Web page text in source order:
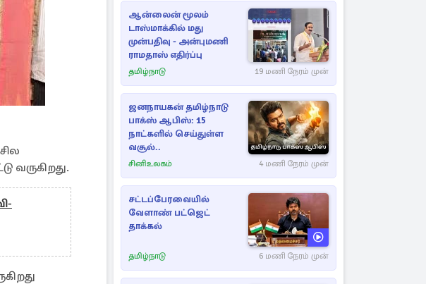
ஆன்லைன் மூலம்
டாஸ்மாக்கில் மது
முன்பதிவு - அன்புமணி
ராமதாஸ் எதிர்ப்பு
தமிழ்நாடு 19 மணி நேரம் முன்
ஜனநாயகன் தமிழ்நாடு
பாக்ஸ் ஆபிஸ்: 15
நாட்களில் செய்துள்ள
வசூல்..
சினிஉலகம் 4 மணி நேரம் முன்
சட்டப்பேரவையில்
வேளாண் பட்ஜெட்
தாக்கல்
தமிழ்நாடு 6 மணி நேரம் முன்